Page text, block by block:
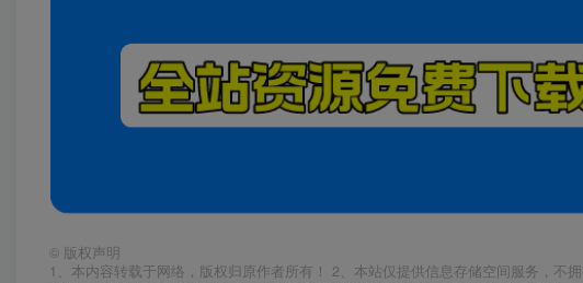
© 版权声明
1、本内容转载于网络，版权归原作者所有！ 2、本站仅提供信息存储空间服务，